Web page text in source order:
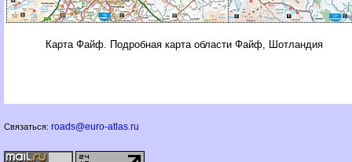
Карта Файф. Подробная карта области Файф, Шотландия
Связаться: roads@euro-atlas.ru